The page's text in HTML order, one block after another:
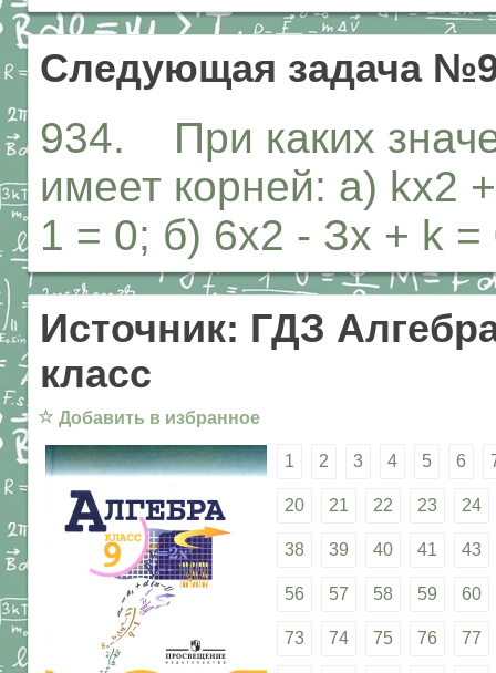
Следующая задача
934. При каких
имеет корней: а)
1 = 0; б) 6х2 - Зх + k
Источник: ГДЗ
класс
☆ Добавить в избранное
1 2 3 4 5 6
20 21 22 23 24
38 39 40 41 43
56 57 58 59 60
73 74 75 76 77